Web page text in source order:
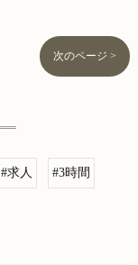
次のページ >
#求人 #3時間